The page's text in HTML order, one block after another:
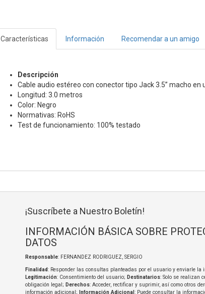
Características Información Recomendar a un amigo
Descripción
Cable audio estéreo con conector tipo Jack 3.5” macho en
Longitud: 3.0 metros
Color: Negro
Normativas: RoHS
Test de funcionamiento: 100% testado
¡Suscríbete a Nuestro Boletín!
INFORMACIÓN BÁSICA SOBRE
DATOS
Responsable: FERNANDEZ RODRIGUEZ, SERGIO
Finalidad: Responder las consultas planteadas por el usuario y enviarle la
Legitimación: Consentimiento del usuario; Destinatarios: Solo se realizan
obligación legal; Derechos: Acceder, rectificar y suprimir, así como otros
información adicional;
Información Adicional : Puede consultar la